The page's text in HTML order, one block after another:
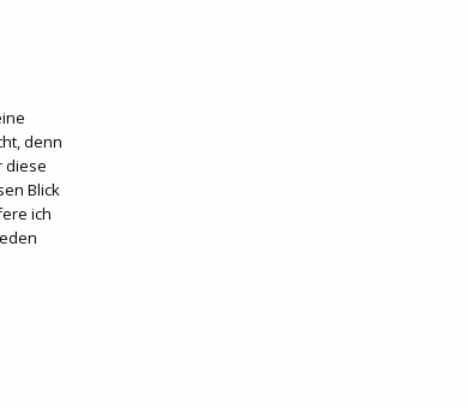
denn
diese
Blick
ich